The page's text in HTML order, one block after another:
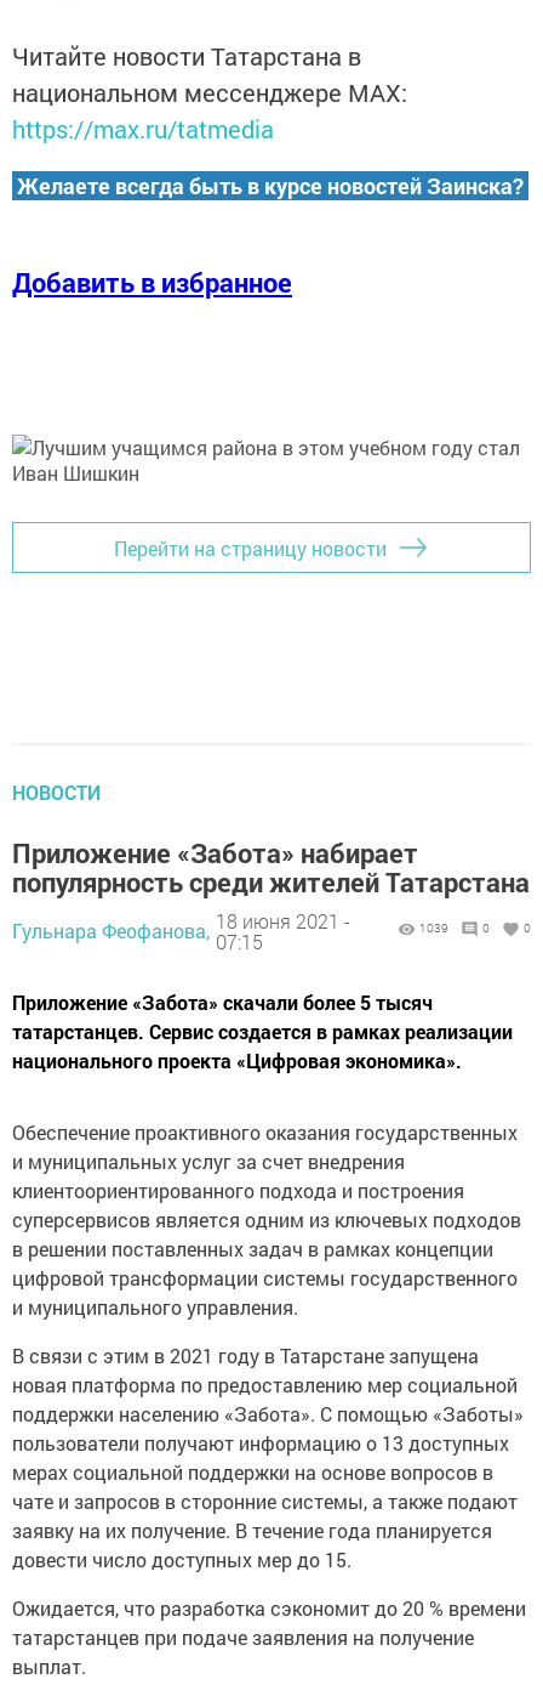
Читайте новости Татарстана в
национальном мессенджере MАХ:
https://max.ru/tatmedia
Желаете всегда быть в курсе новостей Заинска?
Добавить в избранное
Перейти на страницу новости
НОВОСТИ
Приложение «Забота» набирает
популярность среди жителей Татарстана
Гульнара Феофанова, 18 июня 2021 -
07:15
1039 0 0
Приложение «Забота» скачали более 5 тысяч
татарстанцев. Сервис создается в рамках реализации
национального проекта «Цифровая экономика».
Обеспечение проактивного оказания государственных
и муниципальных услуг за счет внедрения
клиентоориентированного подхода и построения
суперсервисов является одним из ключевых подходов
в решении поставленных задач в рамках концепции
цифровой трансформации системы государственного
и муниципального управления.
В связи с этим в 2021 году в Татарстане запущена
новая платформа по предоставлению мер социальной
поддержки населению «Забота». С помощью «Заботы»
пользователи получают информацию о 13 доступных
мерах социальной поддержки на основе вопросов в
чате и запросов в сторонние системы, а также подают
заявку на их получение. В течение года планируется
довести число доступных мер до 15.
Ожидается, что разработка сэкономит до 20 % времени
татарстанцев при подаче заявления на получение
выплат.